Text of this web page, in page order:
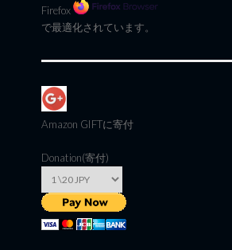
Firefox
で最適化されています。
Amazon GIFTに寄付
Donation(寄付)